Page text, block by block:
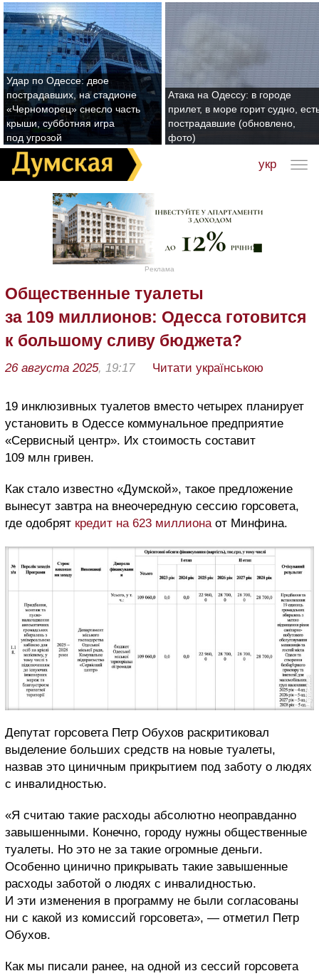
Удар по Одессе: двое
пострадавших, на стадионе
«Черноморец» снесло часть
крыши, субботняя игра
под угрозой
Атака на Одессу: в городе
прилет, в море горит судно,
пострадавшие (обновлено,
фото)
укр
Реклама
Общественные туалеты
за 109 миллионов: Одесса готовится
к большому сливу бюджета?
26 августа 2025, 19:17 Читати українською
19 инклюзивных туалетов вместо четырех планирует
установить в Одессе коммунальное предприятие
«Сервисный центр». Их стоимость составит
109 млн гривен.
Как стало известно «Думской», такое предложение
вынесут завтра на внеочередную сессию горсовета,
где одобрят кредит на 623 миллиона от Минфина.
Депутат горсовета Петр Обухов раскритиковал
выделение больших средств на новые туалеты,
назвав это циничным прикрытием под заботу о людях
с инвалидностью.
«Я считаю такие расходы абсолютно неоправданно
завышенными. Конечно, городу нужны общественные
туалеты. Но это не за такие огромные деньги.
Особенно цинично прикрывать такие завышенные
расходы заботой о людях с инвалидностью.
И эти изменения в программу не были согласованы
ни с какой из комиссий горсовета», — отметил Петр
Обухов.
Как мы писали ранее, на одной из сессий горсовета